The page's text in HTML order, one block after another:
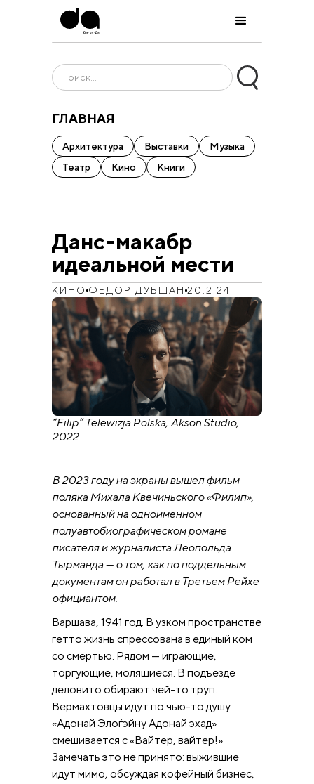
ГЛАВНАЯ
Архитектура Выставки
Музыка
Театр
Кино Книги
Данс-макабр
идеальной мести
КИНО ФЁДОР ДУБШАН 20.2.24
“Filip” Telewizja Polska, Akson Studio,
2022
В 2023 году на экраны вышел фильм
поляка Михала Квечиньского «Филип»,
основанный на одноименном
полуавтобиографическом романе
писателя и журналиста Леопольда
Тырманда — о том, как по поддельным
документам он работал в Третьем Рейхе
официантом.
Варшава, 1941 год. В узком пространстве
гетто жизнь спрессована в единый ком
со смертью. Рядом — играющие,
торгующие, молящиеся. В подъезде
деловито обирают чей-то труп.
Вермахтовцы идут по чью-то душу.
«Адонай Элоѓэйну Адонай эхад»
смешивается с «Вайтер, вайтер!»
Замечать это не принято: выжившие
идут мимо, обсуждая кофейный бизнес,